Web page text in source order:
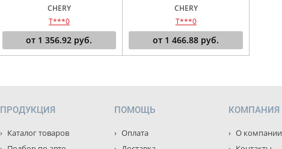
CHERY
T***0
от 1 356.92 руб.
CHERY
T***0
от 1 466.88 руб.
ПРОДУКЦИЯ
Каталог товаров
ПОМОЩЬ
Оплата
КОМПАНИЯ
О компании